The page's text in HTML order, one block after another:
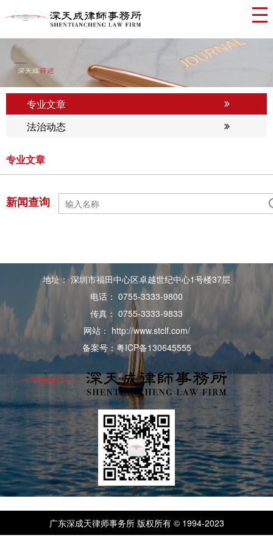
专业文章
法治动态
专业文章
新闻查询
地址： 深圳市福田中心区卓越世纪中心1号楼37层
电话： 0755-3333-9800
传真： 0755-3333-9833
网站： http://www.stclf.com/
备案号：粤ICP备130645555
广东深成天律师事务所 版权所有 © 1994-2023